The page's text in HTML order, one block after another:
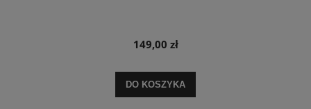
149,00 zł
DO KOSZYKA